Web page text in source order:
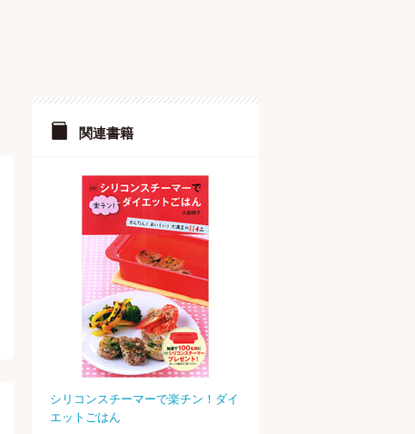
関連書籍
シリコンスチーマーで楽チン！ダイ
エットごはん